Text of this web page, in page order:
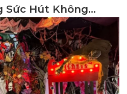
Sức Hút Không